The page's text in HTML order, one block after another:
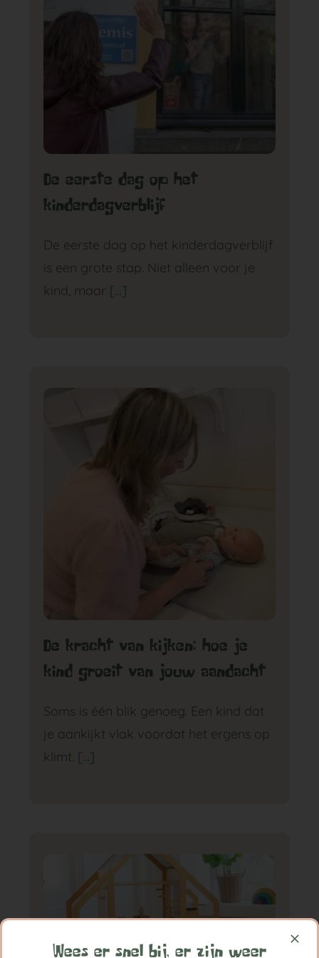
De eerste dag op het
kinderdagverblijf
De eerste dag op het kinderdagverblijf
is een grote stap. Niet alleen voor je
kind, maar […]
De kracht van kijken: hoe je
kind groeit van jouw aandacht
Soms is één blik genoeg. Een kind dat
je aankijkt vlak voordat het ergens op
klimt. […]
Wees er snel bij, er zijn weer